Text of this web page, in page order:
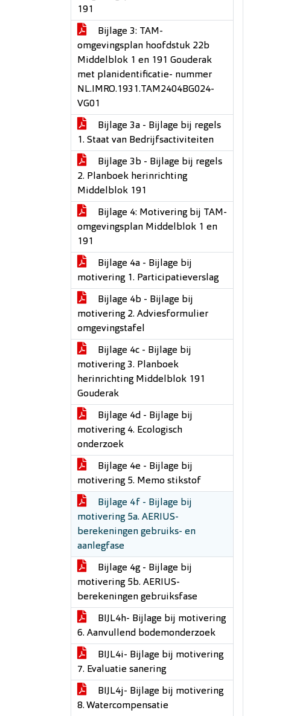
191
Bijlage 3: TAM-
omgevingsplan hoofdstuk 22b
Middelblok 1 en 191 Gouderak
met planidentificatie- nummer
NL.IMRO.1931.TAM2404BG024-
VG01
Bijlage 3a - Bijlage bij regels
1. Staat van Bedrijfsactiviteiten
Bijlage 3b - Bijlage bij regels
2. Planboek herinrichting
Middelblok 191
Bijlage 4: Motivering bij TAM-
omgevingsplan Middelblok 1 en
191
Bijlage 4a - Bijlage bij
motivering 1. Participatieverslag
Bijlage 4b - Bijlage bij
motivering 2. Adviesformulier
omgevingstafel
Bijlage 4c - Bijlage bij
motivering 3. Planboek
herinrichting Middelblok 191
Gouderak
Bijlage 4d - Bijlage bij
motivering 4. Ecologisch
onderzoek
Bijlage 4e - Bijlage bij
motivering 5. Memo stikstof
Bijlage 4f - Bijlage bij
motivering 5a. AERIUS-
berekeningen gebruiks- en
aanlegfase
Bijlage 4g - Bijlage bij
motivering 5b. AERIUS-
berekeningen gebruiksfase
BIJL4h- Bijlage bij motivering
6. Aanvullend bodemonderzoek
BIJL4i- Bijlage bij motivering
7. Evaluatie sanering
BIJL4j- Bijlage bij motivering
8. Watercompensatie